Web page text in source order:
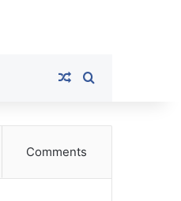
Random Article
Comments